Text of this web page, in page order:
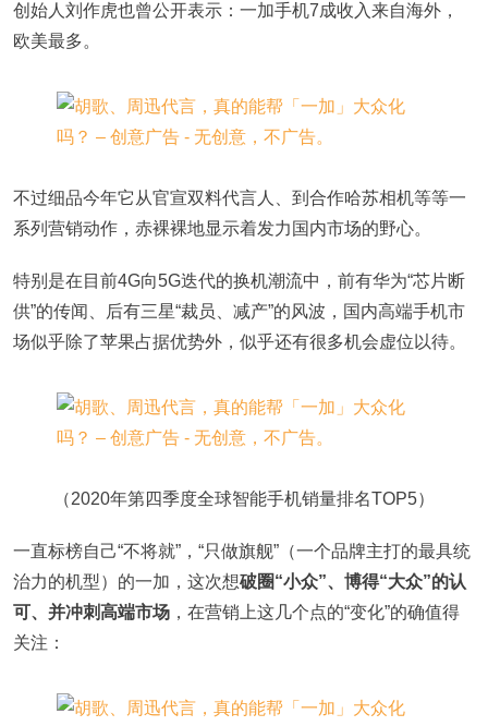
创始人刘作虎也曾公开表示：一加手机7成收入来自海外，
欧美最多。
不过细品今年它从官宣双料代言人、到合作哈苏相机等等一
系列营销动作，赤裸裸地显示着发力国内市场的野心。
特别是在目前4G向5G迭代的换机潮流中，前有华为“芯片断
供”的传闻、后有三星“裁员、减产”的风波，国内高端手机市
场似乎除了苹果占据优势外，似乎还有很多机会虚位以待。
（2020年第四季度全球智能手机销量排名TOP5）
一直标榜自己“不将就”，“只做旗舰”（一个品牌主打的最具统
治力的机型）的一加，这次想破圈“小众”、博得“大众”的认
可、并冲刺高端市场 ，在营销上这几个点的“变化”的确值得
关注：